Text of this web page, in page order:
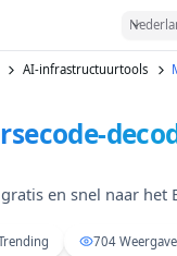
AI-infrastructuurtools
en snel naar het
704